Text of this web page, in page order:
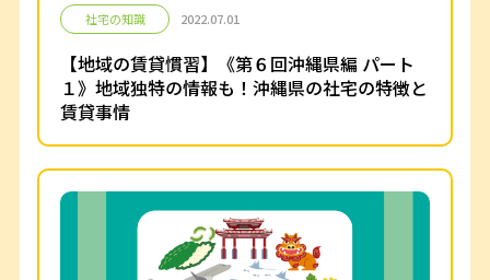
社宅の知識 2022.07.01
【地域の賃貸慣習】《第６回沖縄県編 パート
１》地域独特の情報も！沖縄県の社宅の特徴と
賃貸事情